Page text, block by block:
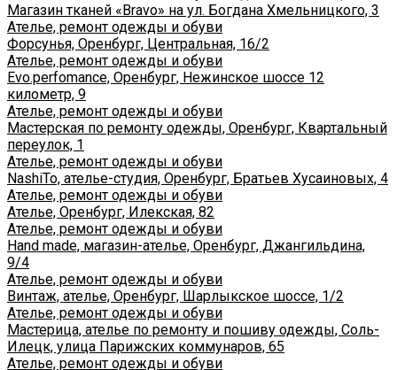
Магазин тканей «Bravo» на ул. Богдана Хмельницкого, 3
Ателье, ремонт одежды и обуви
Форсунья, Оренбург, Центральная, 16/2
Ателье, ремонт одежды и обуви
Evo.perfomance, Оренбург, Нежинское шоссе 12
километр, 9
Ателье, ремонт одежды и обуви
Мастерская по ремонту одежды, Оренбург, Квартальный
переулок, 1
Ателье, ремонт одежды и обуви
NashiTo, ателье-студия, Оренбург, Братьев Хусаиновых, 4
Ателье, ремонт одежды и обуви
Ателье, Оренбург, Илекская, 82
Ателье, ремонт одежды и обуви
Hand made, магазин-ателье, Оренбург, Джангильдина,
9/4
Ателье, ремонт одежды и обуви
Винтаж, ателье, Оренбург, Шарлыкское шоссе, 1/2
Ателье, ремонт одежды и обуви
Мастерица, ателье по ремонту и пошиву одежды, Соль-
Илецк, улица Парижских коммунаров, 65
Ателье, ремонт одежды и обуви